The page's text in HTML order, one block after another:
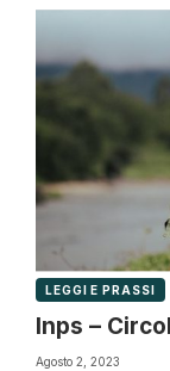
LEGGI E PRASSI
Inps –
Agosto 2, 2023